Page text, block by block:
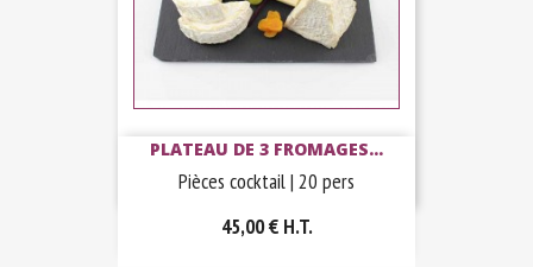
PLATEAU DE 3 FROMAGES...
Pièces cocktail | 20 pers
45,00 € H.T.